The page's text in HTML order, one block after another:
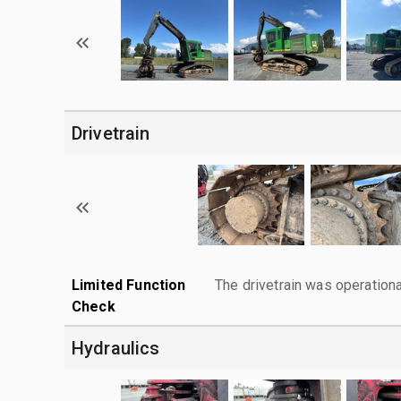
Drivetrain
Limited Function
Check
The drivetrain was
Hydraulics